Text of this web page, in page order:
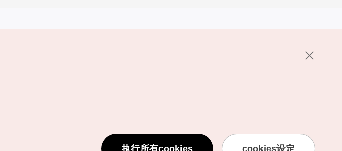
定位服务使用条款
个人位置信息处理方针执行所有cookies cookies设定